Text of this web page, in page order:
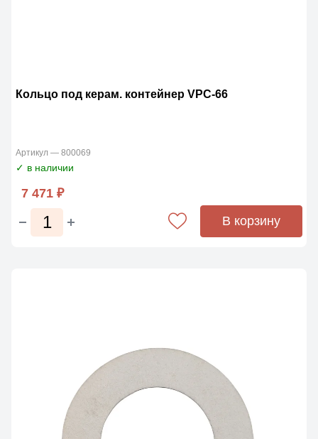
Кольцо под керам. контейнер VPC-66
Артикул — 800069
✓ в наличии
7 471 ₽
В корзину